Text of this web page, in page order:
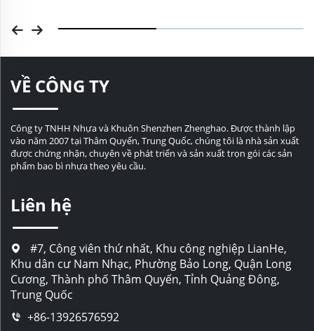
VỀ CÔNG TY
Công ty TNHH Nhựa và Khuôn Shenzhen Zhenghao. Được thành lập
vào năm 2007 tại Thâm Quyến, Trung Quốc, chúng tôi là nhà sản xuất
được chứng nhận, chuyên về phát triển và sản xuất trọn gói các sản
phẩm bao bì nhựa theo yêu cầu.
Liên hệ
#7, Công viên thứ nhất, Khu công nghiệp LianHe,
Khu dân cư Nam Nhạc, Phường Bảo Long, Quận Long
Cương, Thành phố Thâm Quyến, Tỉnh Quảng Đông,
Trung Quốc
+86-13926576592